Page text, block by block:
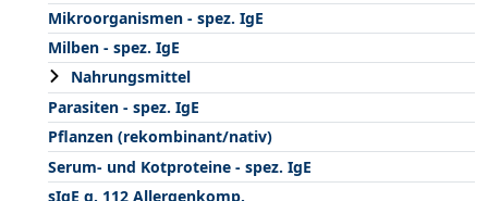
Mikroorganismen - spez. IgE
Milben - spez. IgE
Nahrungsmittel
Parasiten - spez. IgE
Pflanzen (rekombinant/nativ)
Serum- und Kotproteine - spez. IgE
sIgE g. 112 Allergenkomp.